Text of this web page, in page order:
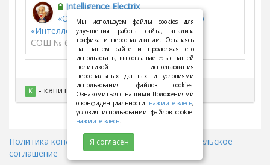
Intelligence Electrix
«Областной интерактивный турнир
«Интеллект+» 2017/2018»
СОШ № 65/23
К - капитан
Политика конфиденциальности
Пользовательское
соглашение
Мы используем файлы cookies для
улучшения работы сайта, анализа
трафика и персонализации. Оставаясь
на нашем сайте и продолжая его
использовать, вы соглашаетесь с нашей
политикой использования
персональных данных и условиями
использования файлов cookies.
Ознакомиться с нашими Положениями
о конфиденциальности: нажмите здесь,
условия использовании файлов cookie:
нажмите здесь.
Я согласен